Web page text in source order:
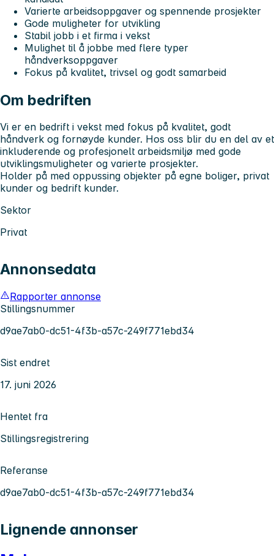
Varierte arbeidsoppgaver og spennende prosjekter
Gode muligheter for utvikling
Stabil jobb i et firma i vekst
Mulighet til å jobbe med flere typer
håndverksoppgaver
Fokus på kvalitet, trivsel og godt samarbeid
Om bedriften
Vi er en bedrift i vekst med fokus på kvalitet, godt
håndverk og fornøyde kunder. Hos oss blir du en del av et
inkluderende og profesjonelt arbeidsmiljø med gode
utviklingsmuligheter og varierte prosjekter.
Holder på med oppussing objekter på egne boliger, privat
kunder og bedrift kunder.
Sektor
Privat
Annonsedata
Rapporter annonse
Stillingsnummer
d9ae7ab0-dc51-4f3b-a57c-249f771ebd34
Sist endret
17. juni 2026
Hentet fra
Stillingsregistrering
Referanse
d9ae7ab0-dc51-4f3b-a57c-249f771ebd34
Lignende annonser